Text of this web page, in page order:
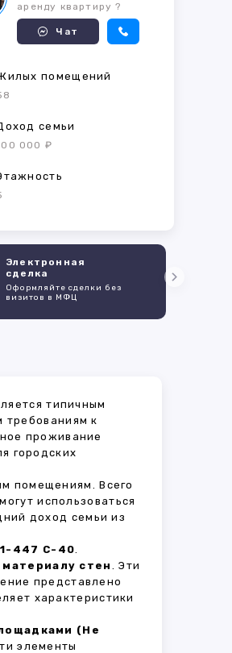
аренду квартиру ?
Чат
помещений
семьи
000 ₽
Электронная
сделка
Оформляйте сделки без
визитов в МФЦ
типичным
требованиям к
проживание
городских
помещениям. Всего
использоваться
доход семьи из
1-447 С-40.
стен. Эти
представлено
характеристики
(Не
элементы